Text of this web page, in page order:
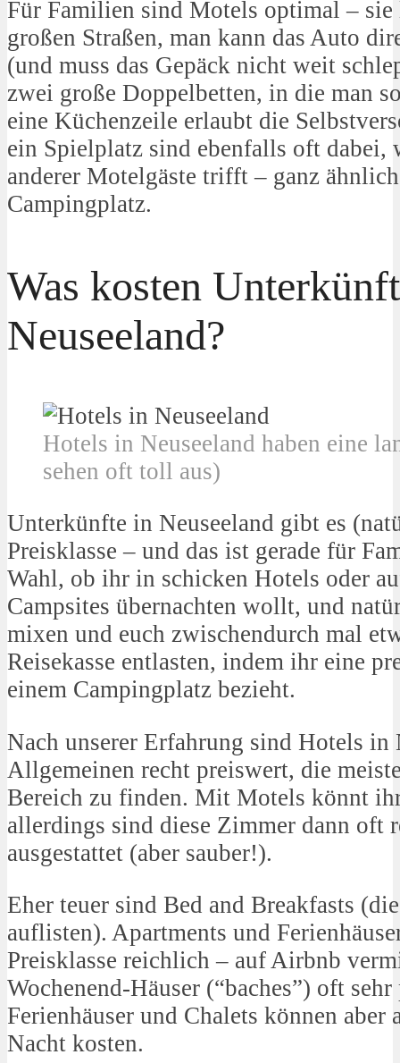
Für Familien sind Motels optimal – sie
großen Straßen, man kann das Auto
(und muss das Gepäck nicht weit
zwei große Doppelbetten, in die man
eine Küchenzeile erlaubt die
ein Spielplatz sind ebenfalls oft dabei,
anderer Motelgäste trifft – ganz
Campingplatz.
Was kosten
Neuseeland?
Hotels in Neuseeland haben eine
sehen oft toll aus)
Unterkünfte in Neuseeland gibt es
Preisklasse – und das ist gerade für
Wahl, ob ihr in schicken Hotels oder
Campsites übernachten wollt, und
mixen und euch zwischendurch mal
Reisekasse entlasten, indem ihr eine
einem Campingplatz bezieht.
Nach unserer Erfahrung sind Hotels in
Allgemeinen recht preiswert, die
Bereich zu finden. Mit Motels könnt
allerdings sind diese Zimmer dann oft
ausgestattet (aber sauber!).
Eher teuer sind Bed and Breakfasts
auflisten). Apartments und
Preisklasse reichlich – auf Airbnb
Wochenend-Häuser (“baches”) oft
Ferienhäuser und Chalets können aber
Nacht kosten.